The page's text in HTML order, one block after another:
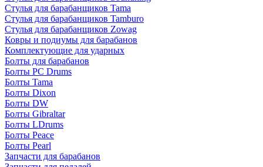
Стулья для барабанщиков Tama
Стулья для барабанщиков Tamburo
Стулья для барабанщиков Zowag
Ковры и подиумы для барабанов
Комплектующие для ударных
Болты для барабанов
Болты PC Drums
Болты Tama
Болты Dixon
Болты DW
Болты Gibraltar
Болты LDrums
Болты Peace
Болты Pearl
Запчасти для барабанов